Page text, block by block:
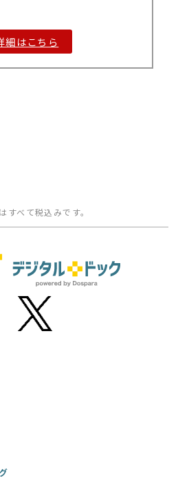
細はこちら
すべて税込みです。